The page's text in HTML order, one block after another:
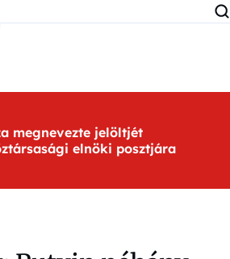
megnevezte jelöltjét
elnöki posztjára